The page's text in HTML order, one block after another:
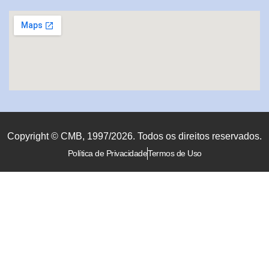
Copyright © CMB, 1997/2026. Todos os direitos reservados.
Política de PrivacidadeTermos de Uso